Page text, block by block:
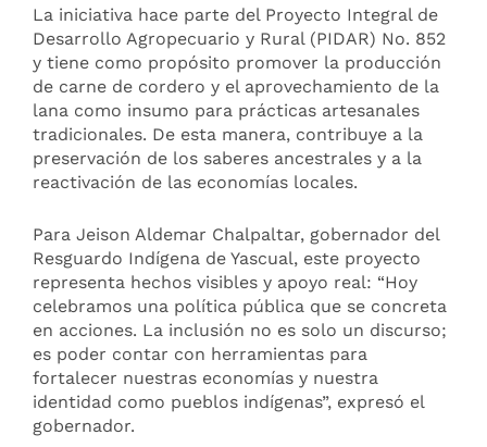
La iniciativa hace parte del Proyecto Integral de
Desarrollo Agropecuario y Rural (PIDAR) No. 852
y tiene como propósito promover la producción
de carne de cordero y el aprovechamiento de la
lana como insumo para prácticas artesanales
tradicionales. De esta manera, contribuye a la
preservación de los saberes ancestrales y a la
reactivación de las economías locales.
Para Jeison Aldemar Chalpaltar, gobernador del
Resguardo Indígena de Yascual, este proyecto
representa hechos visibles y apoyo real: “Hoy
celebramos una política pública que se concreta
en acciones. La inclusión no es solo un discurso;
es poder contar con herramientas para
fortalecer nuestras economías y nuestra
identidad como pueblos indígenas”, expresó el
gobernador.